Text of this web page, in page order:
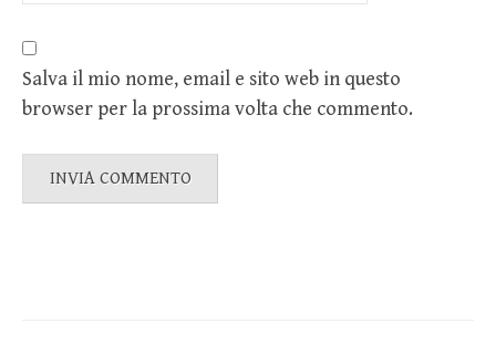
Salva il mio nome, email e sito web in questo
browser per la prossima volta che commento.